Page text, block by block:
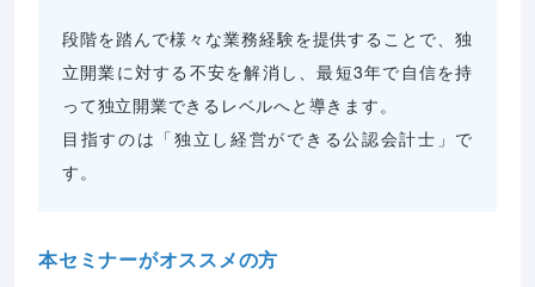
段階を踏んで様々な業務経験を提供することで、独
立開業に対する不安を解消し、最短3年で自信を持
って独立開業できるレベルへと導きます。
目指すのは「独立し経営ができる公認会計士」で
す。
本セミナーがオススメの方